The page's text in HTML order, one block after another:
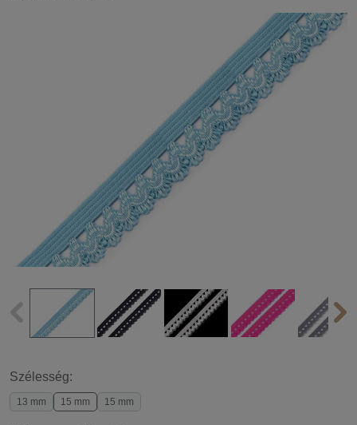
Szélesség:
13 mm 15 mm 15 mm